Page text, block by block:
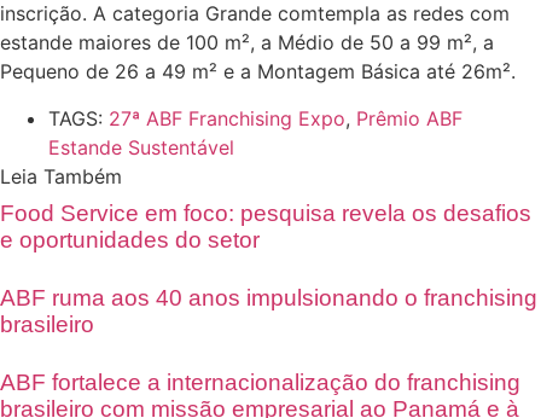
inscrição. A categoria Grande comtempla as redes com
estande maiores de 100 m², a Médio de 50 a 99 m², a
Pequeno de 26 a 49 m² e a Montagem Básica até 26m².
TAGS: 27ª ABF Franchising Expo, Prêmio ABF
Estande Sustentável
Leia Também
Food Service em foco: pesquisa revela os desafios
e oportunidades do setor
ABF ruma aos 40 anos impulsionando o franchising
brasileiro
ABF fortalece a internacionalização do franchising
brasileiro com missão empresarial ao Panamá e à